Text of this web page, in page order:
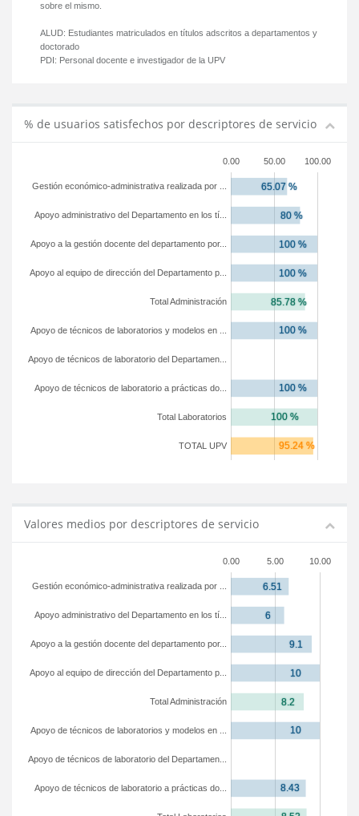
sobre el mismo.
ALUD: Estudiantes matriculados en títulos adscritos a departamentos y
doctorado
PDI: Personal docente e investigador de la UPV
% de usuarios satisfechos por descriptores de servicio
0.00 50.00 100.00
TOTAL UPV
Total Laboratorios
Apoyo de técnicos de laboratorio a prácticas do...
Apoyo de técnicos de laboratorio del Departamen...
Apoyo de técnicos de laboratorios y modelos en ...
Total Administración
Apoyo al equipo de dirección del Departamento p...
Apoyo a la gestión docente del departamento por...
Apoyo administrativo del Departamento en los tí...
Gestión económico-administrativa realizada por ...
Valores medios por descriptores de servicio
0.00 5.00 10.00
Apoyo de técnicos de laboratorio a prácticas do...
Apoyo de técnicos de laboratorio del Departamen...
Apoyo de técnicos de laboratorios y modelos en ...
Total Administración
Apoyo al equipo de dirección del Departamento p...
Apoyo a la gestión docente del departamento por...
Apoyo administrativo del Departamento en los tí...
Gestión económico-administrativa realizada por ...